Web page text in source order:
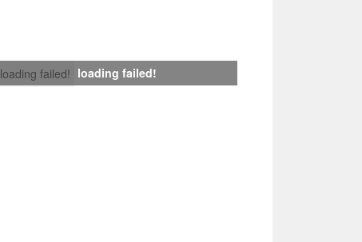
loading failed! loading failed!